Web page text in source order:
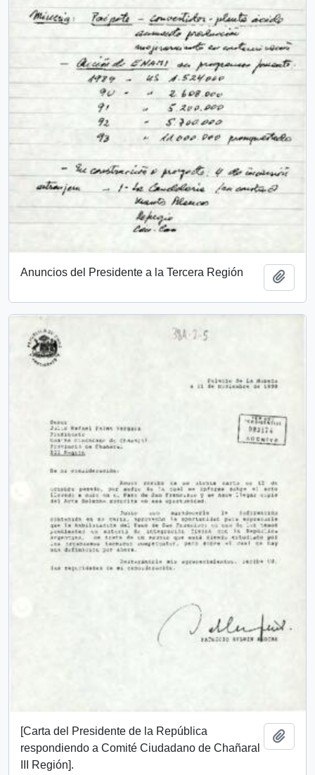
Anuncios del Presidente a la Tercera Región
[Carta del Presidente de la República
respondiendo a Comité Ciudadano de Chañaral
III Región].